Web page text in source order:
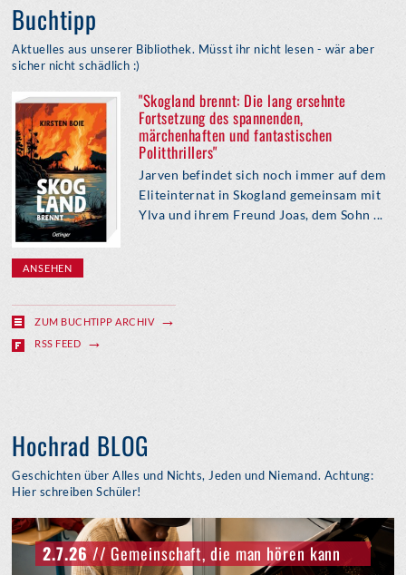
Buchtipp
Aktuelles aus unserer Bibliothek. Müsst ihr nicht lesen - wär aber
sicher nicht schädlich :)
"Skogland brennt: Die lang ersehnte
Fortsetzung des spannenden,
märchenhaften und fantastischen
Politthrillers"
Jarven befindet sich noch immer auf dem
Eliteinternat in Skogland gemeinsam mit
Ylva und ihrem Freund Joas, dem Sohn ...
ANSEHEN
ZUM BUCHTIPP ARCHIV
RSS FEED
Hochrad BLOG
Geschichten über Alles und Nichts, Jeden und Niemand. Achtung:
Hier schreiben Schüler!
2.7.26// Gemeinschaft, die man hören kann